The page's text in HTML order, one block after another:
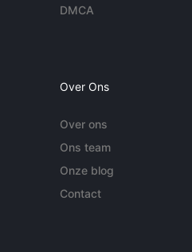
DMCA
Over Ons
Over ons
Ons team
Onze blog
Contact